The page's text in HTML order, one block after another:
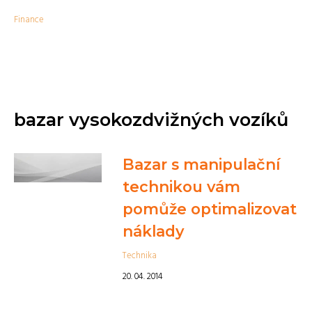
Finance
bazar vysokozdvižných vozíků
Bazar s manipulační
technikou vám
pomůže optimalizovat
náklady
Technika
20. 04. 2014